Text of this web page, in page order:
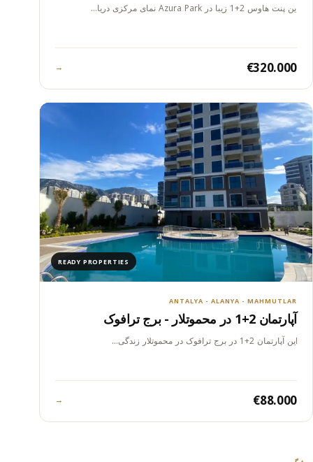
این پنت هاوس 2+1 زیبا در Azura Park نمای مرکزی دریا…
€320.000
→
READY PROPERTIES
ANTALYA - ALANYA - MAHMUTLAR
آپارتمان 2+1 در محموتلار - برج ترافوک
این آپارتمان 2+1 در برج ترافوک در محموتلار زندگی…
€88.000
→